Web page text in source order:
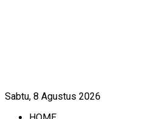
Sabtu, 8 Agustus 2026